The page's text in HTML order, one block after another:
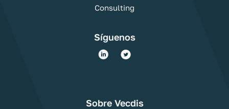
Consulting
Síguenos
Sobre Vecdis